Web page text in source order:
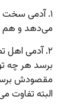
۱. آدمی
می‌دهد و هم
۲. آدمی اهل
برسد هر چه
مقصودش
البته تفاوت